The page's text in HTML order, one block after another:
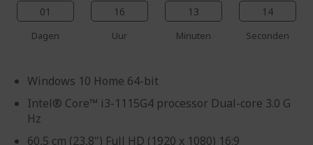
01
Dagen
16
Uur
13
Minuten
13
Seconden
Windows 10 Home 64-bit
Intel® Core™ i3-1115G4 processor Dual-core 3.0 G
Hz
60,5 cm (23,8") Full HD (1920 x 1080) 16:9